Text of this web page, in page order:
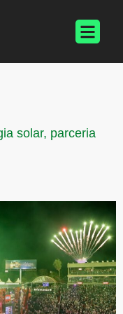
solar, parceria